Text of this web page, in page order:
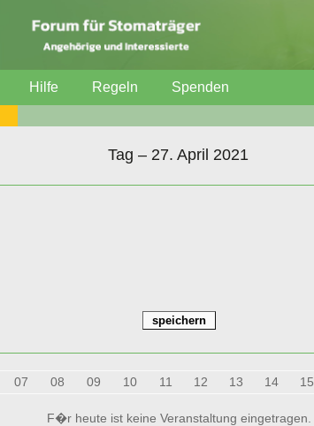
Hilfe Regeln Spenden
Tag – 27. April 2021
07 08 09 10 11 12 13 14 15
F�r heute ist keine Veranstaltung eingetragen.